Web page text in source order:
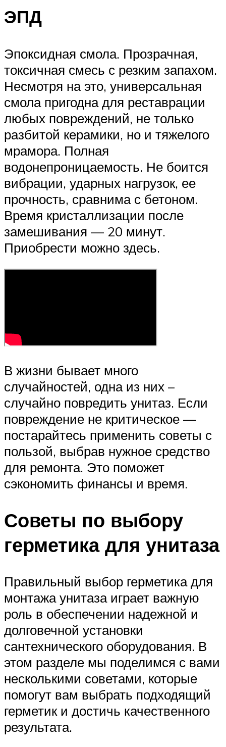
ЭПД
Эпоксидная смола. Прозрачная,
токсичная смесь с резким запахом.
Несмотря на это, универсальная
смола пригодна для реставрации
любых повреждений, не только
разбитой керамики, но и тяжелого
мрамора. Полная
водонепроницаемость. Не боится
вибрации, ударных нагрузок, ее
прочность, сравнима с бетоном.
Время кристаллизации после
замешивания — 20 минут.
Приобрести можно здесь.
В жизни бывает много
случайностей, одна из них –
случайно повредить унитаз. Если
повреждение не критическое —
постарайтесь применить советы с
пользой, выбрав нужное средство
для ремонта. Это поможет
сэкономить финансы и время.
Советы по выбору
герметика для унитаза
Правильный выбор герметика для
монтажа унитаза играет важную
роль в обеспечении надежной и
долговечной установки
сантехнического оборудования. В
этом разделе мы поделимся с вами
несколькими советами, которые
помогут вам выбрать подходящий
герметик и достичь качественного
результата.